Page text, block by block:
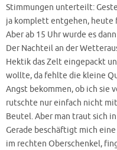
Stimmungen unterteilt:
ja komplett entgehen, heute
Aber ab 15 Uhr wurde es
Der Nachteil an der
Hektik das Zelt eingepackt
wollte, da fehlte die kleine
Angst bekommen, ob ich sie
rutschte nur einfach nicht
Beutel. Aber man traut sich
Gerade beschäftigt mich
im rechten Oberschenkel,